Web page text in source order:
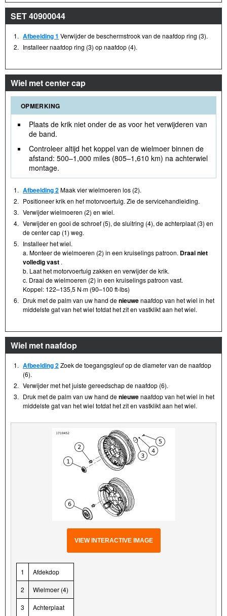
SET 40900044
1. Afbeelding 1 Verwijder de beschermstrook van de naafdop ring (3).
2. Installeer naafdop ring (3) op naafdop (4).
Wiel met center cap
OPMERKING
Plaats de krik niet onder de as voor het verwijderen van
de band.
Controleer altijd het koppel van de wielmoer binnen de
afstand: 500–1,000 miles (805–1,610 km) na achterwiel
montage.
1. Afbeelding 2Maak vier wielmoeren los (2).
2. Positioneer krik en hef motorvoertuig. Zie de servicehandleiding.
3. Verwijder wielmoeren (2) en wiel.
4. Verwijder en gooi de schroef (5), de sluitring (4), de achterplaat (3) en
de center cap (1) weg.
5. Installeer het wiel.
a. Monteer de wielmoeren (2) in een kruiselings patroon. Draai niet
volledig vast .
b. Laat het motorvoertuig zakken en verwijder de krik.
c. Draai de wielmoeren (2) in een kruiselings patroon vast.
Koppel: 122–135,5 N·m (90–100 ft-lbs)
6. Druk met de palm van uw hand denieuwenaafdop van het wiel in het
middelste gat van het wiel totdat het zit en vastklikt aan het wiel.
Wiel met naafdop
1. Afbeelding 2Zoek de toegangsgleuf op de diameter van de naafdop
(6).
2. Verwijder met het juiste gereedschap de naafdop (6).
3. Druk met de palm van uw hand denieuwenaafdop van het wiel in het
middelste gat van het wiel totdat het zit en vastklikt aan het wiel.
VIEW INTERACTIVE IMAGE
1 Afdekdop
2 Wielmoer (4)
3 Achterplaat